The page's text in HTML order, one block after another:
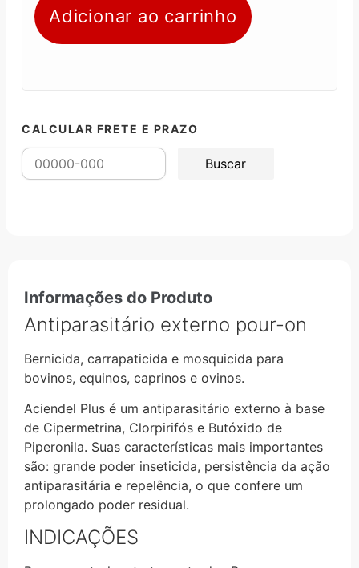
Adicionar ao carrinho
CALCULAR FRETE E PRAZO
Informações do Produto
Antiparasitário externo pour-on
Bernicida, carrapaticida e mosquicida para
bovinos, equinos, caprinos e ovinos.
Aciendel Plus é um antiparasitário externo à base
de Cipermetrina, Clorpirifós e Butóxido de
Piperonila. Suas características mais importantes
são: grande poder inseticida, persistência da ação
antiparasitária e repelência, o que confere um
prolongado poder residual.
INDICAÇÕES